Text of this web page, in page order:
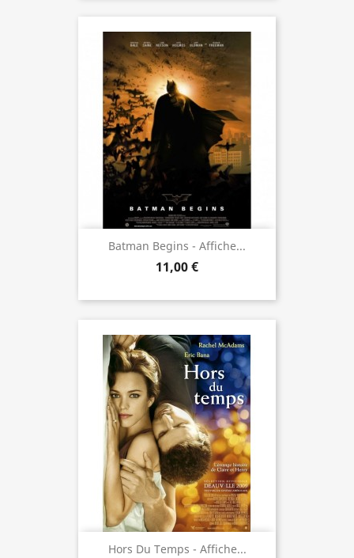
Batman Begins - Affiche...
11,00 €
Hors Du Temps - Affiche...